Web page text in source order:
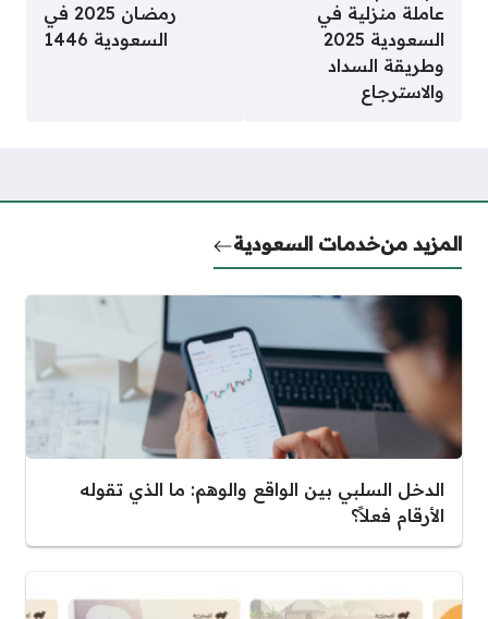
عاملة منزلية في
السعودية 2025
وطريقة السداد
والاسترجاع
رمضان 2025 في
السعودية 1446
المزيد منخدمات السعودية
الدخل السلبي بين الواقع والوهم: ما الذي تقوله
الأرقام فعلاً؟